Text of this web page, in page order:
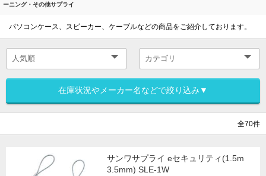
ーニング・その他サプライ
パソコンケース、スピーカー、ケーブルなどの商品をご紹介しております。
在庫状況やメーカー名などで絞り込み▼
全70件
サンワサプライ eセキュリティ(1.5m
3.5mm) SLE-1W